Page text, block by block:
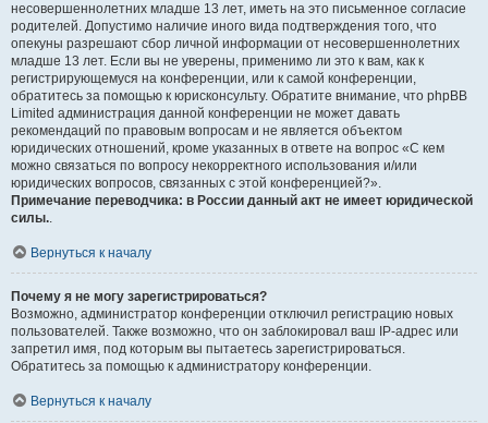
несовершеннолетних младше 13 лет, иметь на это письменное согласие
родителей. Допустимо наличие иного вида подтверждения того, что
опекуны разрешают сбор личной информации от несовершеннолетних
младше 13 лет. Если вы не уверены, применимо ли это к вам, как к
регистрирующемуся на конференции, или к самой конференции,
обратитесь за помощью к юрисконсульту. Обратите внимание, что phpBB
Limited администрация данной конференции не может давать
рекомендаций по правовым вопросам и не является объектом
юридических отношений, кроме указанных в ответе на вопрос «С кем
можно связаться по вопросу некорректного использования и/или
юридических вопросов, связанных с этой конференцией?».
Примечание переводчика: в России данный акт не имеет юридической
силы..
Вернуться к началу
Почему я не могу зарегистрироваться?
Возможно, администратор конференции отключил регистрацию новых
пользователей. Также возможно, что он заблокировал ваш IP-адрес или
запретил имя, под которым вы пытаетесь зарегистрироваться.
Обратитесь за помощью к администратору конференции.
Вернуться к началу